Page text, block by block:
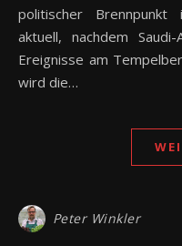
politischer Brennpunkt
aktuell, nachdem
Ereignisse am
wird die…
Peter Winkler